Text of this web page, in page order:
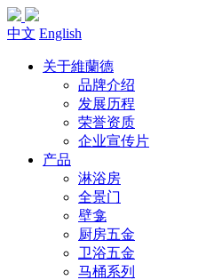
中文 English
关于維蘭德
品牌介绍
发展历程
荣誉资质
企业宣传片
产品
淋浴房
全景门
壁龛
厨房五金
卫浴五金
马桶系列